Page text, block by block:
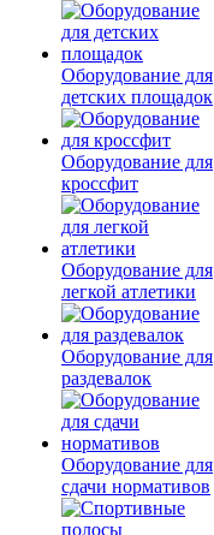
Оборудование для
детских площадок
Оборудование для
кроссфит
Оборудование для
легкой атлетики
Оборудование для
раздевалок
Оборудование для
сдачи нормативов